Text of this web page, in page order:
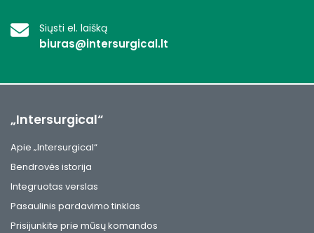
Siųsti el. laišką
biuras@intersurgical.lt
„Intersurgical“
Apie „Intersurgical“
Bendrovės istorija
Integruotas verslas
Pasaulinis pardavimo tinklas
Prisijunkite prie mūsų komandos